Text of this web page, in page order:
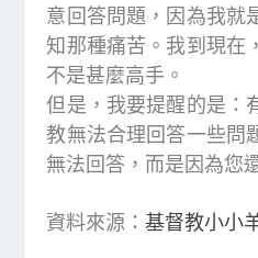
意回答問題，因為我就
知那種痛苦。我到現在
不是甚麼高手。
但是，我要提醒的是：
教無法合理回答一些問
無法回答，而是因為您
資料來源：基督教小小